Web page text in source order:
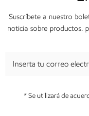
Suscríbete a nuestro
noticia sobre productos.
* Se utilizará de